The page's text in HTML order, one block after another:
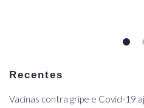
Recentes
Vacinas contra gripe e Covid-19